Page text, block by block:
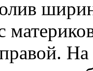
На